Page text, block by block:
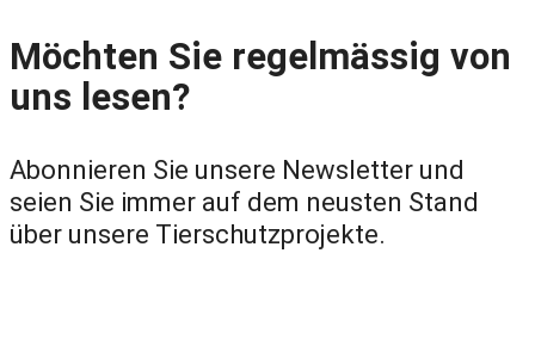
Möchten Sie regelmässig von
uns lesen?
Abonnieren Sie unsere Newsletter und
seien Sie immer auf dem neusten Stand
über unsere Tierschutzprojekte.